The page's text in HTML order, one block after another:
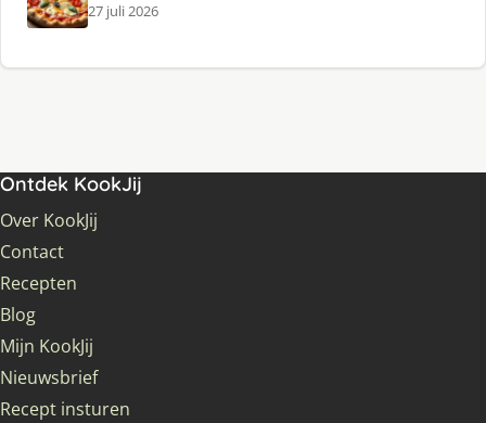
27 juli 2026
Ontdek KookJij
Over KookJij
Contact
Recepten
Blog
Mijn KookJij
Nieuwsbrief
Recept insturen